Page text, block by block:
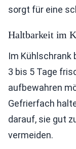
sorgt für eine
Haltbarkeit im
Im Kühlschrank
3 bis 5 Tage
aufbewahren
Gefrierfach
darauf, sie gut
vermeiden.